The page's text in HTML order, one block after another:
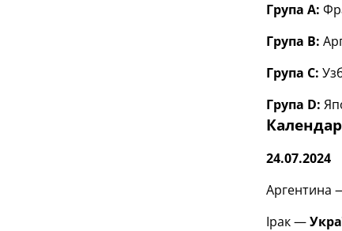
Група А:
Група В:
Група С:
Група D:
24.07.2024
Аргентина
Ірак —